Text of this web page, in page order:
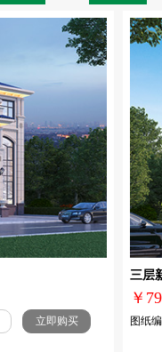
立即购买
三层
￥
图纸编